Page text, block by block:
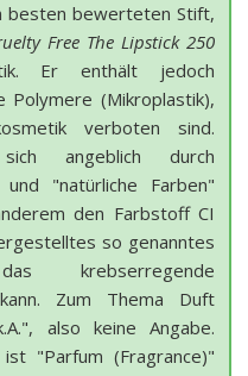
besten bewerteten Stift,
Free The Lipstick 250
Er enthält jedoch
Polymere (Mikroplastik),
verboten sind.
angeblich durch
"natürliche Farben"
den Farbstoff CI
so genanntes
krebserregende
Zum Thema Duft
also keine Angabe.
"Parfum (Fragrance)"